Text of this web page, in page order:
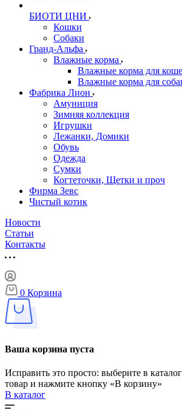
БИОТИ ЦНИ
Кошки
Собаки
Гранд-Альфа
Влажные корма
Влажные корма для
Влажные корма для
Фабрика Лион
Амуниция
Зимняя коллекция
Игрушки
Лежанки, Домики
Обувь
Одежда
Сумки
Когтеточки, Щетки и проч
Фирма Зевс
Чистый котик
Новости
Статьи
Контакты
0 Корзина
Ваша корзина пуста
Исправить это просто: выберите в
товар и нажмите кнопку «В корзину»
В каталог